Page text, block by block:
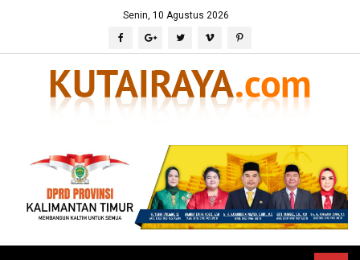
Senin, 10 Agustus 2026